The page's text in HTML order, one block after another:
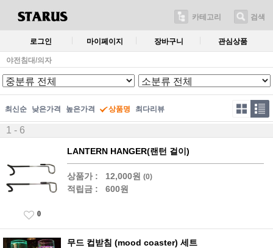
카테고리 검색
로그인 마이페이지 장바구니 관심상품
야전침대/의자
최신순 낮은가격 높은가격 상품명 최다리뷰
1 - 6
LANTERN HANGER(랜턴 걸이)
상품가 : 12,000원 (0)
적립금 : 600원
0
무드 컵받침 (mood coaster) 세트